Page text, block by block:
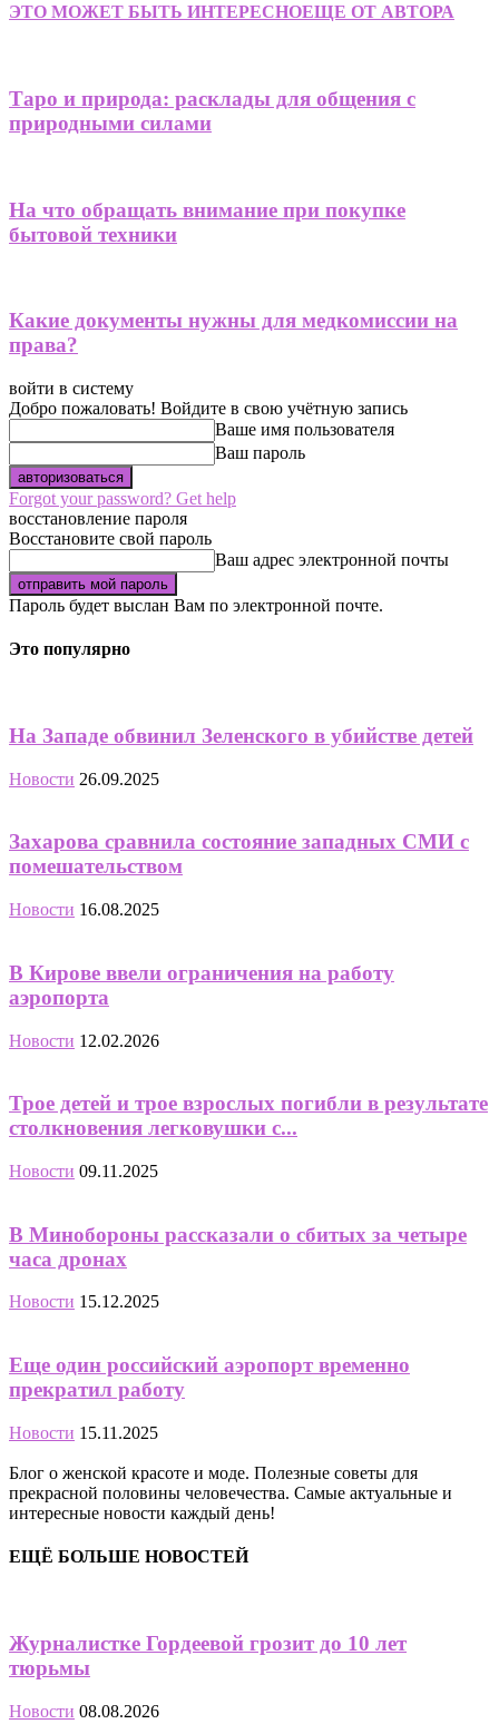
ЭТО МОЖЕТ БЫТЬ ИНТЕРЕСНОЕЩЕ ОТ АВТОРА
Таро и природа: расклады для общения с
природными силами
На что обращать внимание при покупке
бытовой техники
Какие документы нужны для медкомиссии на
права?
войти в систему
Добро пожаловать! Войдите в свою учётную запись
Ваше имя пользователя
Ваш пароль
Forgot your password? Get help
восстановление пароля
Восстановите свой пароль
Ваш адрес электронной почты
Пароль будет выслан Вам по электронной почте.
Это популярно
На Западе обвинил Зеленского в убийстве детей
Новости 26.09.2025
Захарова сравнила состояние западных СМИ с
помешательством
Новости 16.08.2025
В Кирове ввели ограничения на работу
аэропорта
Новости 12.02.2026
Трое детей и трое взрослых погибли в результате
столкновения легковушки с...
Новости 09.11.2025
В Минобороны рассказали о сбитых за четыре
часа дронах
Новости 15.12.2025
Еще один российский аэропорт временно
прекратил работу
Новости 15.11.2025
Блог о женской красоте и моде. Полезные советы для
прекрасной половины человечества. Самые актуальные и
интересные новости каждый день!
ЕЩЁ БОЛЬШЕ НОВОСТЕЙ
Журналистке Гордеевой грозит до 10 лет
тюрьмы
Новости 08.08.2026